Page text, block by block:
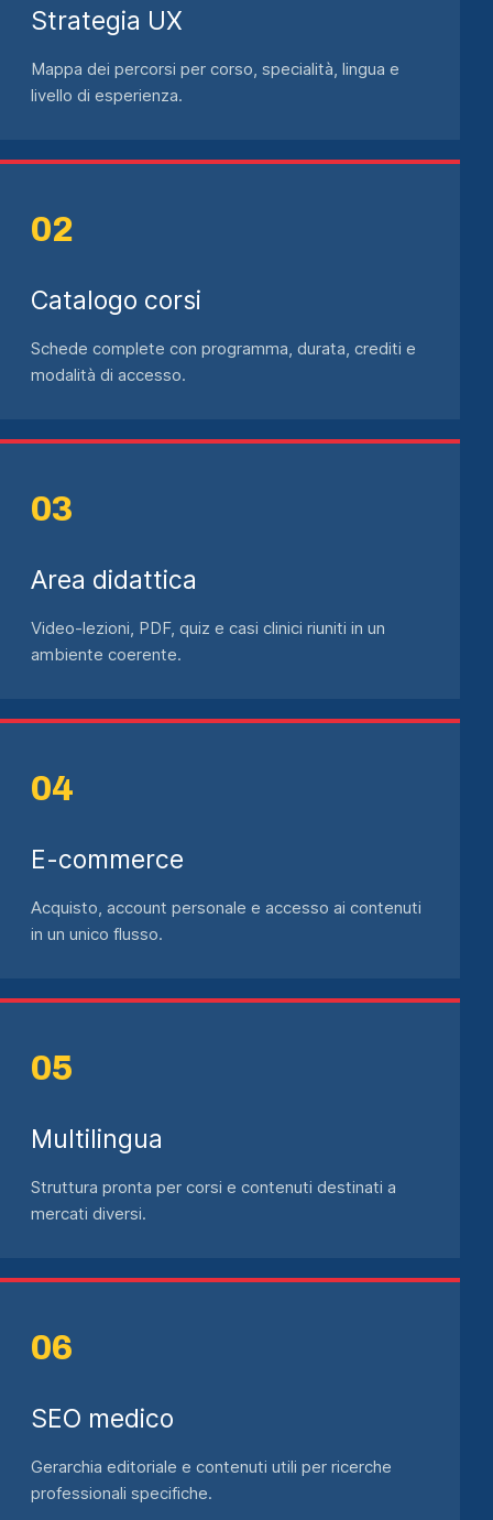
Strategia UX
Mappa dei percorsi per corso, specialità, lingua e
livello di esperienza.
Catalogo corsi
Schede complete con programma, durata, crediti e
modalità di accesso.
Area didattica
Video-lezioni, PDF, quiz e casi clinici riuniti in un
ambiente coerente.
E-commerce
Acquisto, account personale e accesso ai contenuti
in un unico flusso.
Multilingua
Struttura pronta per corsi e contenuti destinati a
mercati diversi.
SEO medico
Gerarchia editoriale e contenuti utili per ricerche
professionali specifiche.